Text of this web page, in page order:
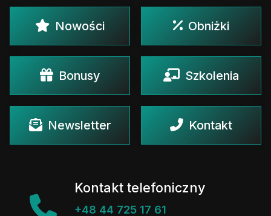
Nowości Obniżki
Bonusy Szkolenia
Newsletter Kontakt
Kontakt telefoniczny
+48 44 725 17 61